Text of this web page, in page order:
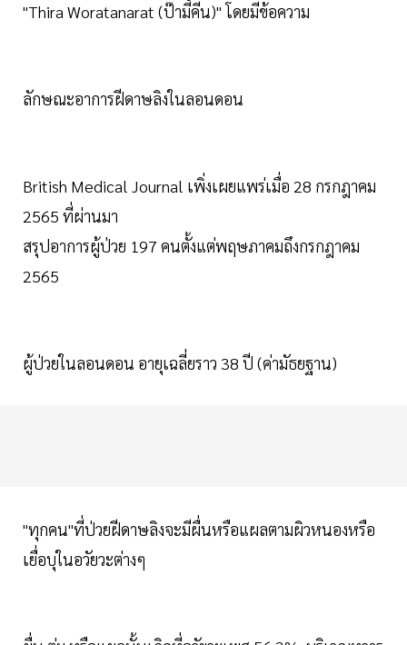
"Thira Woratanarat (ป๊ามี้คีน)" โดยมีข้อความ
ลักษณะอาการฝีดาษลิงในลอนดอน
British Medical Journal เพิ่งเผยแพร่เมื่อ 28 กรกฎาคม
2565 ที่ผ่านมา
สรุปอาการผู้ป่วย 197 คนตั้งแต่พฤษภาคมถึงกรกฎาคม
2565
ผู้ป่วยในลอนดอน อายุเฉลี่ยราว 38 ปี (ค่ามัธยฐาน)
"ทุกคน"ที่ป่วยฝีดาษลิงจะมีผื่นหรือแผลตามผิวหนองหรือ
เยื่อบุในอวัยวะต่างๆ